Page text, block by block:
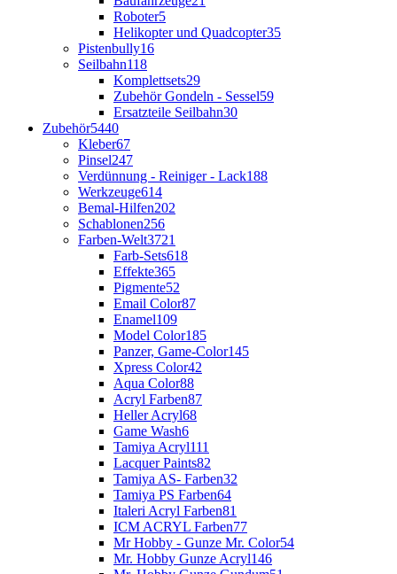
Roboter5
Helikopter und Quadcopter35
Pistenbully16
Seilbahn118
Komplettsets29
Zubehör Gondeln - Sessel59
Ersatzteile Seilbahn30
Zubehör5440
Kleber67
Pinsel247
Verdünnung - Reiniger - Lack188
Werkzeuge614
Bemal-Hilfen202
Schablonen256
Farben-Welt3721
Farb-Sets618
Effekte365
Pigmente52
Email Color87
Enamel109
Model Color185
Panzer, Game-Color145
Xpress Color42
Aqua Color88
Acryl Farben87
Heller Acryl68
Game Wash6
Tamiya Acryl111
Lacquer Paints82
Tamiya AS- Farben32
Tamiya PS Farben64
Italeri Acryl Farben81
ICM ACRYL Farben77
Mr Hobby - Gunze Mr. Color54
Mr. Hobby Gunze Acryl146